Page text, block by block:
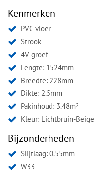
Kenmerken
PVC vloer
Strook
4V groef
Lengte: 1524mm
Breedte: 228mm
Dikte: 2.5mm
Pakinhoud: 3.48m2
Kleur: Lichtbruin-Beige
Bijzonderheden
Slijtlaag: 0.55mm
W33